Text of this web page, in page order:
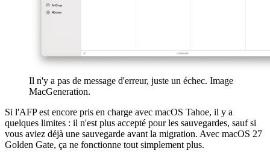
Il n'y a pas de message d'erreur, juste un échec. Image
MacGeneration.
Si l'AFP est encore pris en charge avec macOS Tahoe, il y a
quelques limites : il n'est plus accepté pour les sauvegardes, sauf si
vous aviez déjà une sauvegarde avant la migration. Avec macOS 27
Golden Gate, ça ne fonctionne tout simplement plus.